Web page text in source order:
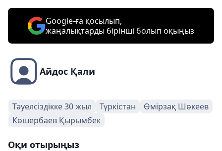
Google-ға қосылып,
жаңалықтарды бірінші болып оқыңыз
Айдос Қали
Тәуелсіздікке 30 жыл Түркістан
Өмірзақ Шөкеев
Көшербаев Қырымбек
Оқи отырыңыз